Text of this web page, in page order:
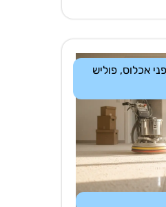
אכלוס,פוליש